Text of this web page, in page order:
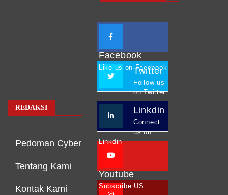
REDAKSI
Pedoman Cyber
Tentang Kami
Kontak Kami
Facebook
Like us on Facebook
Twitter
Follow us
on Twitter
Linkdin
Connect
us on
Linkdin
Youtube
Subscribe US